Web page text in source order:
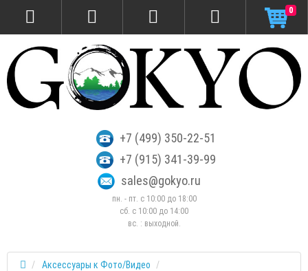
+7 (499) 350-22-51
+7 (915) 341-39-99
sales@gokyo.ru
пн. - пт. с 10:00 до 18:00
сб. c 10:00 до 14:00
вс. : выходной.
0
Аксессуары к Фото/Видео